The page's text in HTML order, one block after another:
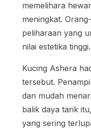
memelihara
meningkat.
peliharaan yang
nilai estetika tinggi.
Kucing Ashera
tersebut.
dan mudah
balik daya tarik
yang sering